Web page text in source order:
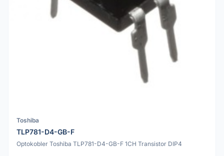
Toshiba
TLP781-D4-GB-F
Optokobler Toshiba TLP781-D4-GB-F 1CH Transistor DIP4